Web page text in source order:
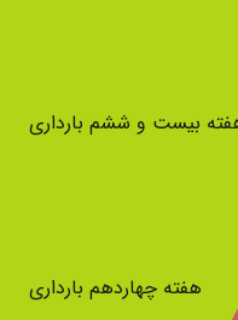
بیست و ششم بارداری
هفته چهاردهم بارداری